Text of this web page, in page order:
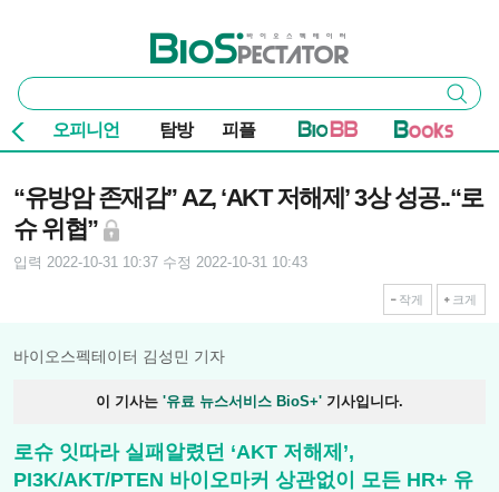
바이오스펙테이터
통
합
검
색
검색
오피니언 탐방 피플
“유방암 존재감” AZ, ‘AKT 저해제’ 3상 성공..“로
슈 위협”
입력 2022-10-31 10:37 수정 2022-10-31 10:43
작게 크게
바이오스펙테이터 김성민 기자
이 기사는 '유료 뉴스서비스 BioS+' 기사입니다.
로슈 잇따라 실패알렸던 ‘AKT 저해제’,
PI3K/AKT/PTEN 바이오마커 상관없이 모든 HR+ 유